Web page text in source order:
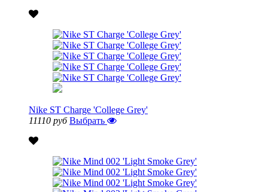
Nike ST Charge 'College Grey'
11110 руб Выбрать